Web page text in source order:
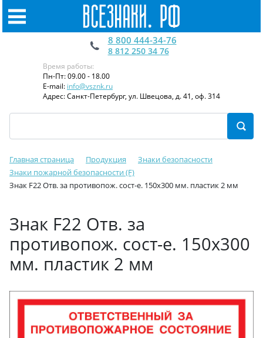
8 800 444-34-76
8 812 250 34 76
Время работы:
Пн-Пт: 09.00 - 18.00
E-mail: info@vsznk.ru
Адрес: Санкт-Петербург, ул. Швецова, д. 41, оф. 314
Главная страница Продукция
Знаки безопасности
Знаки пожарной безопасности (F)
Знак F22 Отв. за противопож. сост-е. 150x300 мм. пластик 2 мм
Знак F22 Отв. за
противопож. сост-е. 150x300
мм. пластик 2 мм